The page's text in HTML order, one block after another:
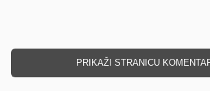
PRIKAŽI STRANICU